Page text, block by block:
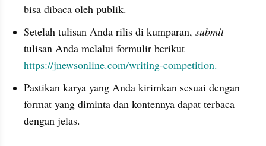
bisa dibaca oleh publik.
Setelah tulisan Anda rilis di kumparan, submit
tulisan Anda melalui formulir berikut
https://jnewsonline.com/writing-competition.
Pastikan karya yang Anda kirimkan sesuai dengan
format yang diminta dan kontennya dapat terbaca
dengan jelas.